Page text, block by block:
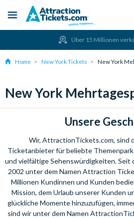
content
Menu
Über 15 Millionen
Home New York Tickets New York
New York
Unsere
Wir, AttractionTickets.com, sind
Ticketanbieter für beliebte
und vielfältige Sehenswürdigkeiten. Seit
2002 unter dem Namen Attraction
Millionen Kundinnen und Kunden
Mission, dem Urlaub unserer Kunden
glückliche Momente hinzuzufügen,
sind wir unter dem Namen